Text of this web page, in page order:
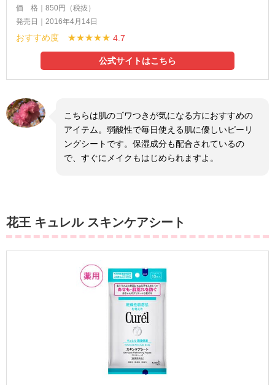
価 格｜850円（税抜）
発売日｜2016年4月14日
おすすめ度 ★★★★★ 4.7
公式サイトはこちら
こちらは肌のゴワつきが気になる方におすすめの
アイテム。弱酸性で毎日使える肌に優しいピーリ
ングシートです。保湿成分も配合されているの
で、すぐにメイクもはじめられますよ。
花王 キュレル スキンケアシート